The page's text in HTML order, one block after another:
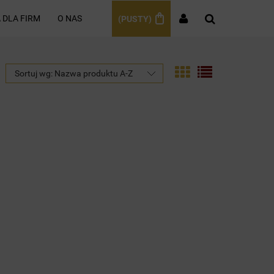
(PUSTY)
DLA FIRM O NAS
Sortuj wg: Nazwa produktu A-Z